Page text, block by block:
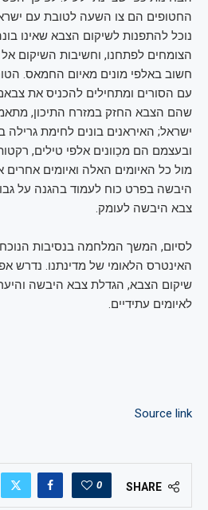
החטופים הם צו השעה לטובת עם
נוכל להתפנות לשיקום הצבא שאינו
הצומחים לפתחנו, וחשיבות השיקום אל
חשוב באלפי מונים מאיום החמאס.
עם הסורים ומתחילים להכניס את
שהם הצבא החזק במזרח התיכון,
ישראל; האיראנים בונים לחימת גרילה
ובעצמם הם מכַוונים אלפי טילים,
מול כל האיומים האלה ואיומים אחרים
היבשה בפרט כוח לעמוד בהגנה על
צבא היבשה לעומק.
לסיום, המשך המלחמה בנסיבות
האינטרס הלאומי של מדינתנו. נדרש
שיקום הצבא, הגדלת צבא היבשה
לאיומים עתידיים.
Source link
SHARE
0